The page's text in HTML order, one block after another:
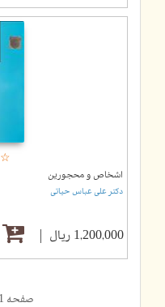
☆
★
اشخاص و محجورین
دکتر علی عباس حیاتی
1,200,000 ریال
صفحه 1 از 3